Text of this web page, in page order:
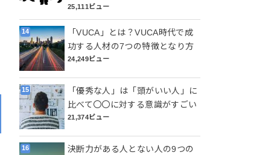
25,111ビュー
「VUCA」とは？VUCA時代で成
功する人材の7つの特徴となり方
24,249ビュー
「優秀な人」は「頭がいい人」に
比べて〇〇に対する意識がすごい
21,374ビュー
決断力がある人とない人の9つの